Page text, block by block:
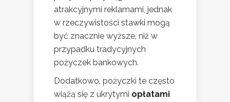
atrakcyjnymi reklamami, jednak
w rzeczywistości stawki mogą
być znacznie wyższe, niż w
przypadku tradycyjnych
pożyczek bankowych.
Dodatkowo, pożyczki te często
wiążą się z ukrytymi opłatami